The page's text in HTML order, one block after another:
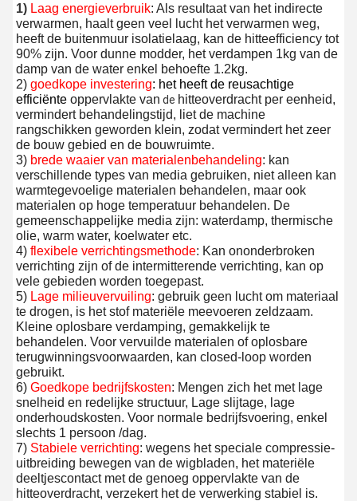
1) Laag energieverbruik: Als resultaat van het indirecte
verwarmen, haalt geen veel lucht het verwarmen weg,
heeft de buitenmuur isolatielaag, kan de hitteefficiency tot
90% zijn. Voor dunne modder, het verdampen 1kg van de
damp van de water enkel behoefte 1.2kg.
2) goedkope investering: het heeft de reusachtige
efficiënte oppervlakte van de hitteoverdracht per eenheid,
vermindert behandelingstijd, liet de machine
rangschikken geworden klein, zodat vermindert het zeer
de bouw gebied en de bouwruimte.
3) brede waaier van materialenbehandeling: kan
verschillende types van media gebruiken, niet alleen kan
warmtegevoelige materialen behandelen, maar ook
materialen op hoge temperatuur behandelen. De
gemeenschappelijke media zijn: waterdamp, thermische
olie, warm water, koelwater etc.
4) flexibele verrichtingsmethode: Kan ononderbroken
verrichting zijn of de intermitterende verrichting, kan op
vele gebieden worden toegepast.
5) Lage milieuvervuiling: gebruik geen lucht om materiaal
te drogen, is het stof materiële meevoeren zeldzaam.
Kleine oplosbare verdamping, gemakkelijk te
behandelen. Voor vervuilde materialen of oplosbare
terugwinningsvoorwaarden, kan closed-loop worden
gebruikt.
6) Goedkope bedrijfskosten: Mengen zich het met lage
snelheid en redelijke structuur, Lage slijtage, lage
onderhoudskosten. Voor normale bedrijfsvoering, enkel
slechts 1 persoon /dag.
7) Stabiele verrichting: wegens het speciale compressie-
uitbreiding bewegen van de wigbladen, het materiële
deeltjescontact met de genoeg oppervlakte van de
hitteoverdracht, verzekert het de verwerking stabiel is.